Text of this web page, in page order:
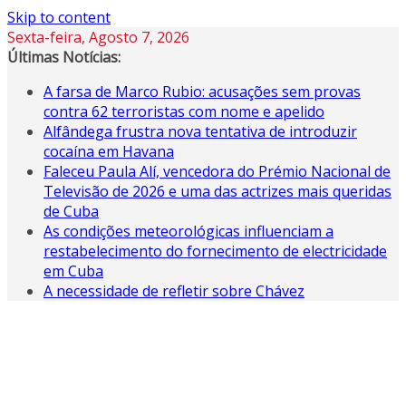
Skip to content
Sexta-feira, Agosto 7, 2026
Últimas Notícias:
A farsa de Marco Rubio: acusações sem provas
contra 62 terroristas com nome e apelido
Alfândega frustra nova tentativa de introduzir
cocaína em Havana
Faleceu Paula Alí, vencedora do Prémio Nacional de
Televisão de 2026 e uma das actrizes mais queridas
de Cuba
As condições meteorológicas influenciam a
restabelecimento do fornecimento de electricidade
em Cuba
A necessidade de refletir sobre Chávez